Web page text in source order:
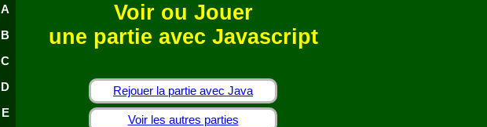
A
B
C
D
E
Voir ou Jouer
une partie avec Javascript
Rejouer la partie avec Java
Voir les autres parties